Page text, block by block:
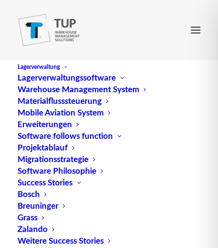
Lagerverwaltung
Lagerverwaltungssoftware
Warehouse Management System
Materialflusssteuerung
Mobile Aviation System
Erweiterungen
Software follows function
Projektablauf
Migrationsstrategie
Software Philosophie
Success Stories
Bosch
Breuninger
Grass
Zalando
Weitere Success Stories
Collaboration
soll den Gedanken der effizienten Zusammenarbeit
und Kooperation aller Beteiligten in einer
Produktions- und Lieferkette betonen und wird
daher örtlich mit der zugrunde liegenden
Arbeitsbasis verbunden, z. B. Supply Chain
Collaboration, Outsourcing Collaboration.
Quelle: logipedia / Fraunhofer IML